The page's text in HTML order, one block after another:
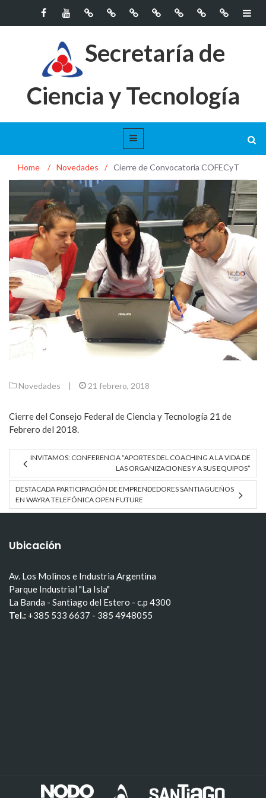
Secretaría de
Ciencia y Tecnología
Home / Novedades / Cierre de Convocatoria COFECyT
Novedades | 21 febrero, 2018
Cierre del Consejo Federal de Ciencia y Tecnología 21 de
Febrero del 2018.
INVITAMOS: CONFERENCIA “APORTES DEL COACHING A LA VIDA DE
LAS ORGANIZACIONES Y A SUS EQUIPOS”
DESTACADA PARTICIPACIÓN DE EMPRENDEDORES SANTIAGUEÑOS
EN WAYRA TELEFÓNICA OPEN FUTURE
Ubicación
Av. Los Molinos e Industria Argentina
Parque Industrial "La Isla"
La Banda - Santiago del Estero - c.p 4300
Tel.: +385 533 6637 - 385 4948055